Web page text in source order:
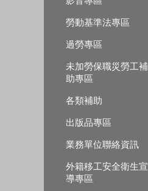
勞動基準法專區
過勞專區
未加勞保職災勞工補
助專區
各類補助
出版品專區
業務單位聯絡資訊
外籍移工安全衛生宣
導專區